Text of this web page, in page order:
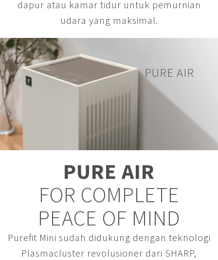
dapur atau kamar tidur untuk pemurnian
udara yang maksimal.
PURE AIR
PURE AIR
FOR COMPLETE
PEACE OF MIND
Purefit Mini sudah didukung dengan teknologi
Plasmacluster revolusioner dari SHARP,